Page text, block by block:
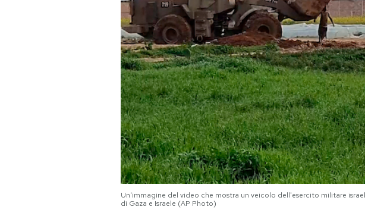
AREA PERSONALE
Un'immagine del video che mostra un veicolo dell'esercito militare
di Gaza e Israele (AP Photo)